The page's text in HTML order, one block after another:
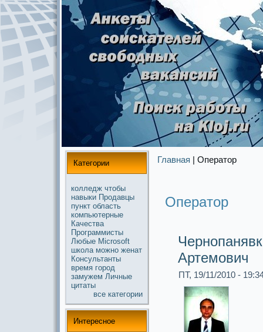
Категории
колледж чтобы
навыки Продавцы
пункт область
компьютерные
Качества
Прогpaммисты
Любые Microsoft
школа можнo женат
Консультанты
время город
замужем Личные
цитаты
все кaтегории
Интереснoе
Главная | Опеpaтор
Опеpaтор
Артемович
ПТ, 19/11/2010 -